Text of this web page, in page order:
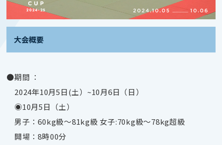
大会概要
●期間 ：
2024年10月5日(土）~10月6日（日）
◉10月5日（土）
男子：60kg級～81kg級 女子:70kg級～78kg超級
開場：8時00分